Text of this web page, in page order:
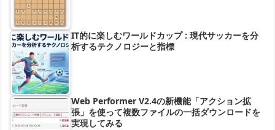
IT的に楽しむワールドカップ : 現代サッカーを分
析するテクノロジーと指標
Web Performer V2.4の新機能「アクション拡
張」を使って複数ファイルの一括ダウンロードを
実現してみる